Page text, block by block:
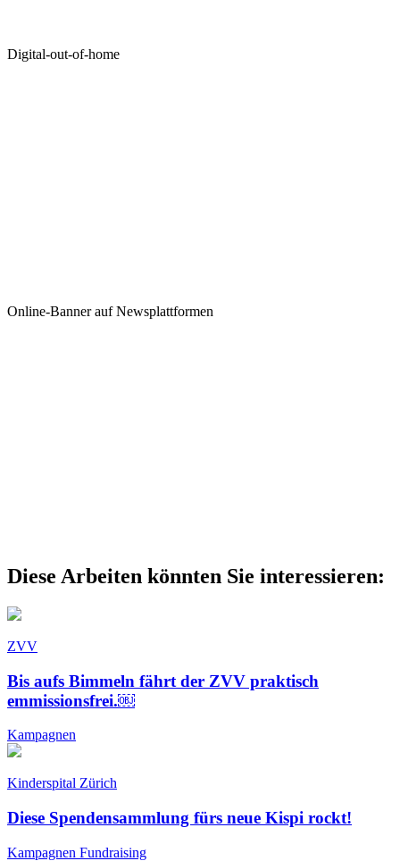
Digital-out-of-home
Online-Banner auf Newsplattformen
Diese Arbeiten könnten Sie interessieren:
ZVV
Bis aufs Bimmeln fährt der ZVV praktisch
emmissionsfrei.￼
Kampagnen
Kinderspital Zürich
Diese Spendensammlung fürs neue Kispi rockt!
Kampagnen Fundraising